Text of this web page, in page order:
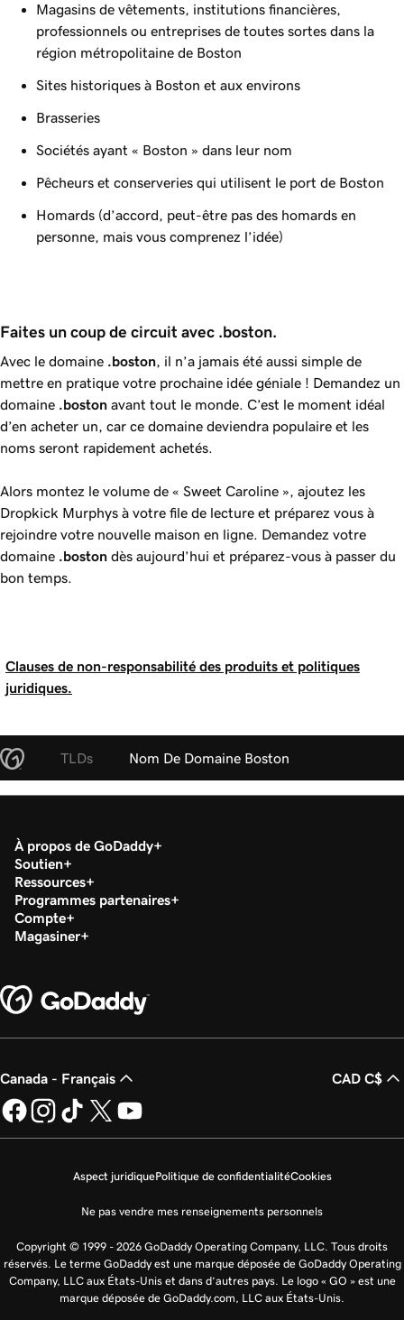
Magasins de vêtements, institutions financières,
professionnels ou entreprises de toutes sortes dans la
région métropolitaine de Boston
Sites historiques à Boston et aux environs
Brasseries
Sociétés ayant « Boston » dans leur nom
Pêcheurs et conserveries qui utilisent le port de Boston
Homards (d’accord, peut-être pas des homards en
personne, mais vous comprenez l’idée)
Faites un coup de circuit avec .boston.
Avec le domaine .boston , il n’a jamais été aussi simple de
mettre en pratique votre prochaine idée géniale ! Demandez un
domaine .boston avant tout le monde. C’est le moment idéal
d’en acheter un, car ce domaine deviendra populaire et les
noms seront rapidement achetés.
Alors montez le volume de « Sweet Caroline », ajoutez les
Dropkick Murphys à votre file de lecture et préparez vous à
rejoindre votre nouvelle maison en ligne. Demandez votre
domaine .boston dès aujourd’hui et préparez-vous à passer du
bon temps.
Clauses de non-responsabilité des produits et politiques
juridiques.
TLDs Nom De Domaine Boston
À propos de GoDaddy
Soutien
Ressources
Programmes partenaires
Compte
Magasiner
Canada - Français CAD C$
Aspect juridiquePolitique de confidentialitéCookies
Ne pas vendre mes renseignements personnels
Copyright © 1999 - 2026 GoDaddy Operating Company, LLC. Tous droits
réservés. Le terme GoDaddy est une marque déposée de GoDaddy Operating
Company, LLC aux États-Unis et dans d’autres pays. Le logo « GO » est une
marque déposée de GoDaddy.com, LLC aux États-Unis.